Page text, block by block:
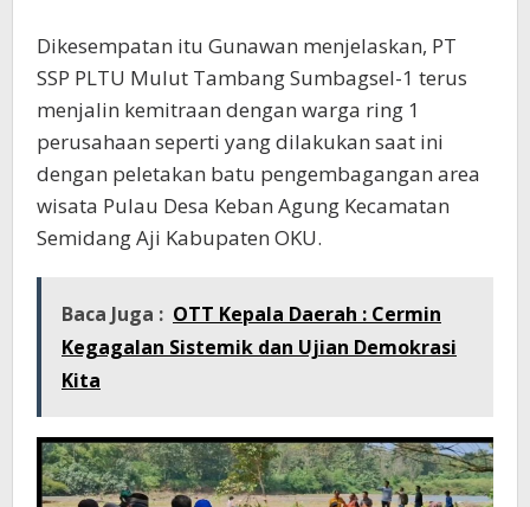
Dikesempatan itu Gunawan menjelaskan, PT
SSP PLTU Mulut Tambang Sumbagsel-1 terus
menjalin kemitraan dengan warga ring 1
perusahaan seperti yang dilakukan saat ini
dengan peletakan batu pengembagangan area
wisata Pulau Desa Keban Agung Kecamatan
Semidang Aji Kabupaten OKU.
Baca Juga : OTT Kepala Daerah : Cermin
Kegagalan Sistemik dan Ujian Demokrasi
Kita